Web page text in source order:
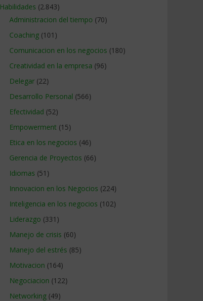
Habilidades (2.843)
Administracion del tiempo (70)
Coaching (101)
Comunicacion en los negocios (180)
Creatividad en la empresa (96)
Delegar (22)
Desarrollo Personal (566)
Efectividad (52)
Empowerment (15)
Etica en los negocios (46)
Gerencia de Proyectos (66)
Idiomas (51)
Innovacion en los Negocios (224)
Inteligencia en los negocios (102)
Liderazgo (331)
Manejo de crisis (60)
Manejo del estrés (85)
Motivacion (164)
Negociacion (122)
Networking (49)